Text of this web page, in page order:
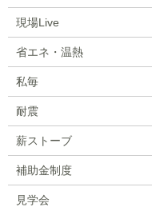
現場Live
省エネ・温熱
私毎
耐震
薪ストーブ
補助金制度
見学会